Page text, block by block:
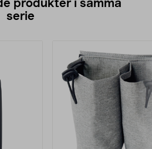
produkter i samma
serie